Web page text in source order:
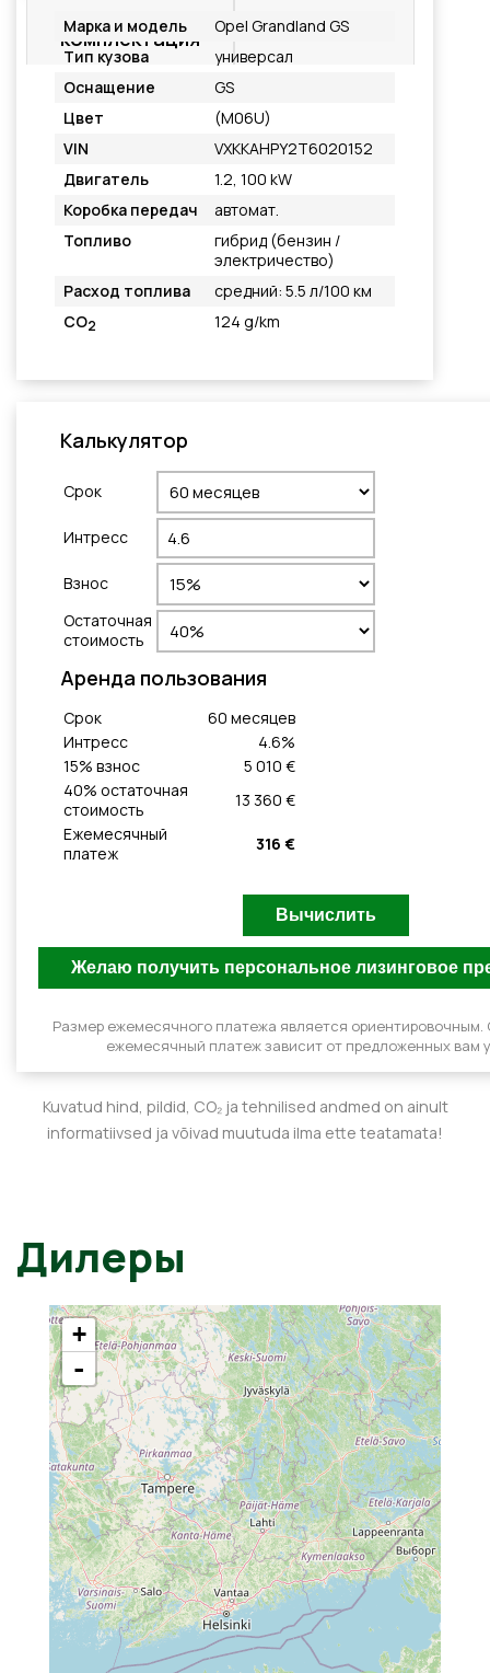
Стандартная
комплектация
Подробнее
Марка и модель
Opel Grandland GS
Тип кузова
универсал
Оснащение
GS
Цвет
(M06U)
VIN
VXKKAHPY2T6020152
Двигатель
1.2, 100 kW
Коробка передач
автомат.
Топливо
гибрид (бензин /
электричество)
Расход топлива
средний: 5.5 л/100 км
CO2 124 g/km
Калькулятор
Cрок
Интресс
Взнос
Остаточная
стоимость
Aренда пользования
Cрок 60 месяцeв
Интресс
4.6%
15% взнос
5 010 €
40% остаточная
стоимость
13 360 €
Ежемесячный
платеж
316 €
Размер ежемесячного платежа является
ежемесячный платеж зависит от предложенных вам
Kuvatud hind, pildid, CO₂ ja tehnilised andmed on ainult
informatiivsed ja võivad muutuda ilma ette teatamata!
Дилеры
+
-